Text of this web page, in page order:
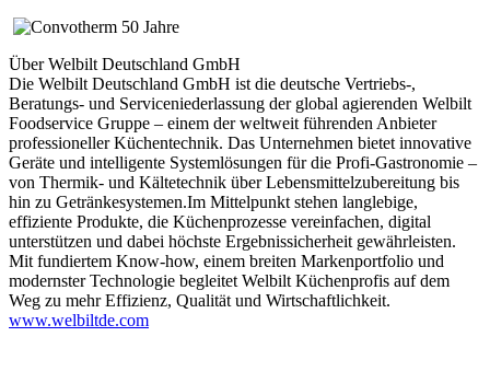
Über Welbilt Deutschland GmbH
Die Welbilt Deutschland GmbH ist die deutsche Vertriebs-,
Beratungs- und Serviceniederlassung der global agierenden Welbilt
Foodservice Gruppe – einem der weltweit führenden Anbieter
professioneller Küchentechnik. Das Unternehmen bietet innovative
Geräte und intelligente Systemlösungen für die Profi-Gastronomie –
von Thermik- und Kältetechnik über Lebensmittelzubereitung bis
hin zu Getränkesystemen.Im Mittelpunkt stehen langlebige,
effiziente Produkte, die Küchenprozesse vereinfachen, digital
unterstützen und dabei höchste Ergebnissicherheit gewährleisten.
Mit fundiertem Know-how, einem breiten Markenportfolio und
modernster Technologie begleitet Welbilt Küchenprofis auf dem
Weg zu mehr Effizienz, Qualität und Wirtschaftlichkeit.
www.welbiltde.com